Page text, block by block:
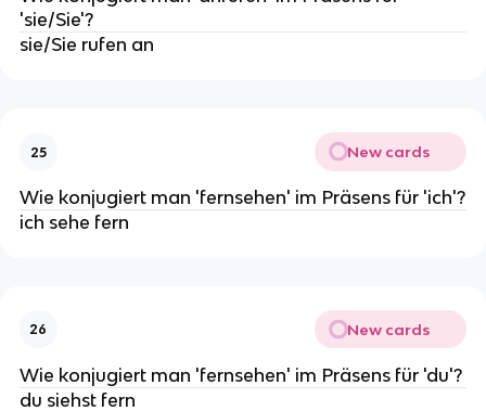
'sie/Sie'?
sie/Sie rufen an
25 New cards
Wie konjugiert man 'fernsehen' im Präsens für 'ich'?
ich sehe fern
26 New cards
Wie konjugiert man 'fernsehen' im Präsens für 'du'?
du siehst fern